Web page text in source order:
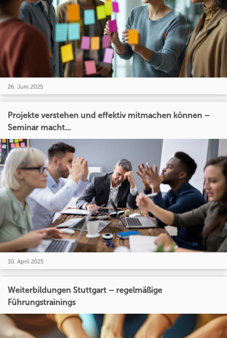
26. Juni 2025
Projekte verstehen und effektiv mitmachen können –
Seminar macht...
30. April 2025
Weiterbildungen Stuttgart – regelmäßige
Führungstrainings